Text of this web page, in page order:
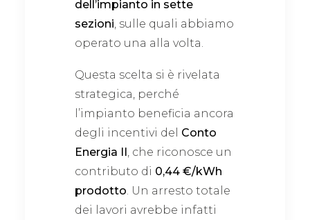
dell’impianto in sette
sezioni, sulle quali abbiamo
operato una alla volta.
Questa scelta si è rivelata
strategica, perché
l’impianto beneficia ancora
degli incentivi del Conto
Energia II, che riconosce un
contributo di 0,44 €/kWh
prodotto. Un arresto totale
dei lavori avrebbe infatti